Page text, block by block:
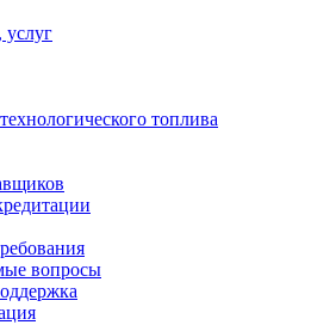
топлива
вопросы